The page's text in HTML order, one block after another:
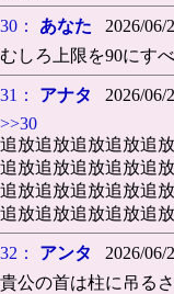
30： あなた 2026/06/
むしろ上限を90にす
31： アナタ 2026/06/
>>30
追放追放追放追放追
追放追放追放追放追
追放追放追放追放追
追放追放追放追放追
32： アンタ 2026/06/
貴公の首は柱に吊る